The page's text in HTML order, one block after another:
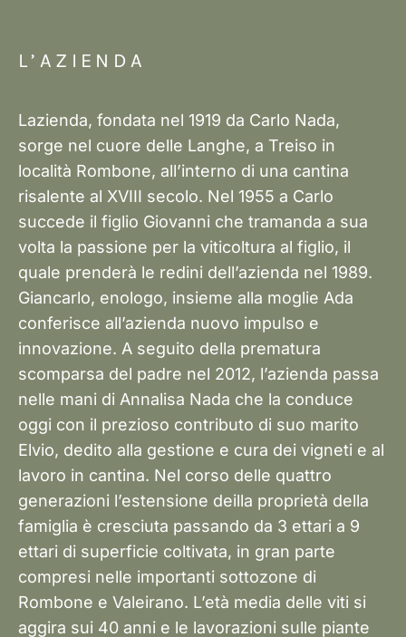
L’AZIENDA
Lazienda, fondata nel 1919 da Carlo Nada,
sorge nel cuore delle Langhe, a Treiso in
località Rombone, all’interno di una cantina
risalente al XVIII secolo. Nel 1955 a Carlo
succede il figlio Giovanni che tramanda a sua
volta la passione per la viticoltura al figlio, il
quale prenderà le redini dell’azienda nel 1989.
Giancarlo, enologo, insieme alla moglie Ada
conferisce all’azienda nuovo impulso e
innovazione. A seguito della prematura
scomparsa del padre nel 2012, l’azienda passa
nelle mani di Annalisa Nada che la conduce
oggi con il prezioso contributo di suo marito
Elvio, dedito alla gestione e cura dei vigneti e al
lavoro in cantina. Nel corso delle quattro
generazioni l’estensione deilla proprietà della
famiglia è cresciuta passando da 3 ettari a 9
ettari di superficie coltivata, in gran parte
compresi nelle importanti sottozone di
Rombone e Valeirano. L’età media delle viti si
aggira sui 40 anni e le lavorazioni sulle piante